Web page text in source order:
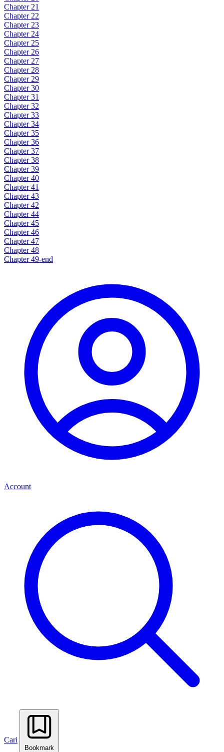
Chapter 21
Chapter 22
Chapter 23
Chapter 24
Chapter 25
Chapter 26
Chapter 27
Chapter 28
Chapter 29
Chapter 30
Chapter 31
Chapter 32
Chapter 33
Chapter 34
Chapter 35
Chapter 36
Chapter 37
Chapter 38
Chapter 39
Chapter 40
Chapter 41
Chapter 43
Chapter 42
Chapter 44
Chapter 45
Chapter 46
Chapter 47
Chapter 48
Chapter 49-end
Account
Cari
Bookmark